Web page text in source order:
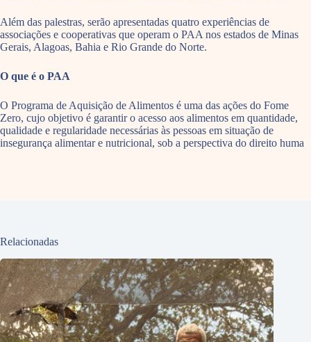
Além das palestras, serão apresentadas quatro experiências de
associações e cooperativas que operam o PAA nos estados de Minas
Gerais, Alagoas, Bahia e Rio Grande do Norte.
O que é o PAA
O Programa de Aquisição de Alimentos é uma das ações do Fome
Zero, cujo objetivo é garantir o acesso aos alimentos em quantidade,
qualidade e regularidade necessárias às pessoas em situação de
insegurança alimentar e nutricional, sob a perspectiva do direito huma
Relacionadas